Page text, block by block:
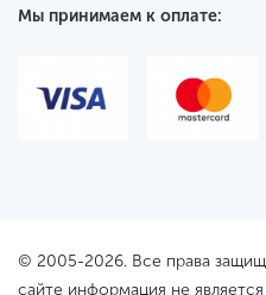
Мы принимаем к оплате:
© 2005-2026. Все права
сайте информация не